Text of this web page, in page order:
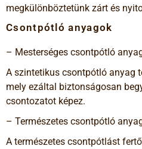
megkülönböztetünk zárt és
Csontpótló anyagok
– Mesterséges csontpótló
A szintetikus csontpótló anyag
mely ezáltal biztonságosan
csontozatot képez.
– Természetes csontpótló
A természetes csontpótlást